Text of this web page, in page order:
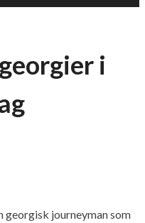
i
georgisk journeyman som